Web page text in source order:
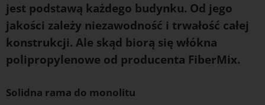
jest podstawą każdego budynku. Od jego
jakości zależy niezawodność i trwałość całej
konstrukcji. Ale skąd biorą się włókna
polipropylenowe od producenta FiberMix.
Solidna rama do monolitu